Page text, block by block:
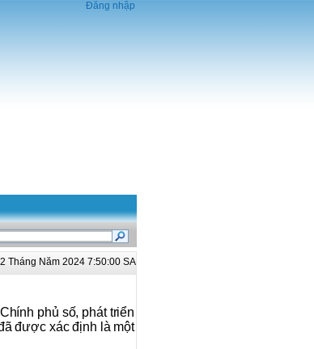
Đăng nhập
Tháng Năm 2024 7:50:00 SA
phủ số, phát triển
được xác định là một